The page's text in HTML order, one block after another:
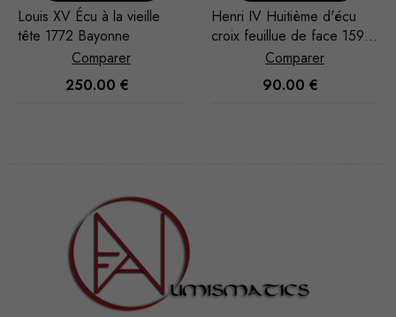
Henri IV Huitième d'écu
croix feuillue de face 1597
Comparer
90.00 €
Henri IV Quart d'écu croix
feuillue de face 1605
Comparer
40.00€
du site Web.